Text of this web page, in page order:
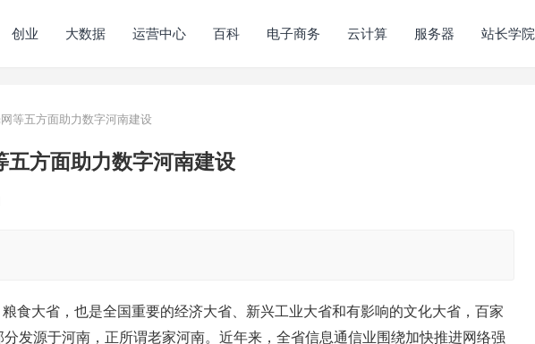
创业 大数据 运营中心 百科 电子商务 云计算 服务器 站长学院
等五方面助力数字河南建设
五方面助力数字河南建设
食大省，也是全国重要的经济大省、新兴工业大省和有影响的文化大省，百家
发源于河南，正所谓老家河南。近年来，全省信息通信业围绕加快推进网络强